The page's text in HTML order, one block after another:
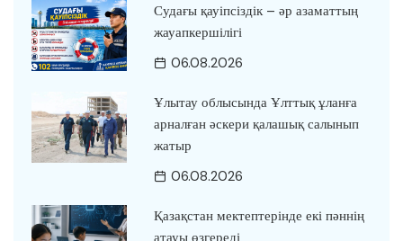
Судағы қауіпсіздік – әр азаматтың
жауапкершілігі
06.08.2026
Ұлытау облысында Ұлттық ұланға
арналған әскери қалашық салынып
жатыр
06.08.2026
Қазақстан мектептерінде екі пәннің
атауы өзгереді